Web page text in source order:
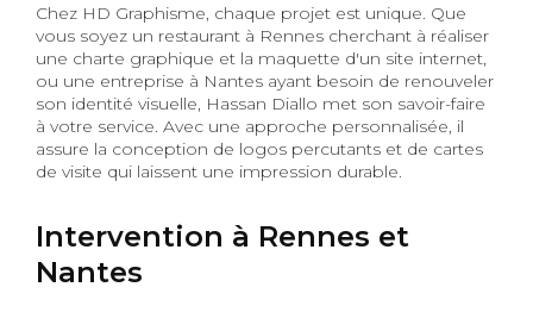
Chez HD Graphisme, chaque projet est unique. Que
vous soyez un restaurant à Rennes cherchant à réaliser
une charte graphique et la maquette d'un site internet,
ou une entreprise à Nantes ayant besoin de renouveler
son identité visuelle, Hassan Diallo met son savoir-faire
à votre service. Avec une approche personnalisée, il
assure la conception de logos percutants et de cartes
de visite qui laissent une impression durable.
Intervention à Rennes et
Nantes